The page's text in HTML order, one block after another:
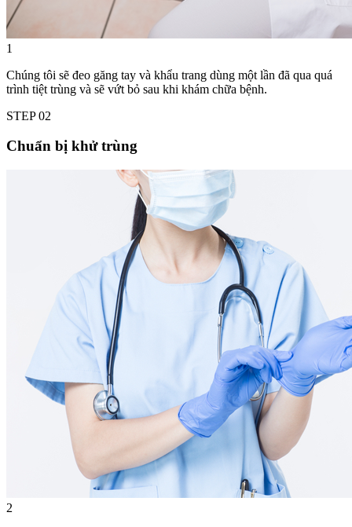
1
Chúng tôi sẽ đeo găng tay và khẩu trang dùng một lần đã qua quá
trình tiệt trùng và sẽ vứt bỏ sau khi khám chữa bệnh.
STEP02
Chuẩn bị khử trùng
2